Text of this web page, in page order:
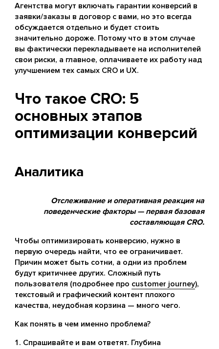
Агентства могут включать гарантии конверсий в
заявки/заказы в договор с вами, но это всегда
обсуждается отдельно и будет стоить
значительно дороже. Потому что в этом случае
вы фактически перекладываете на исполнителей
свои риски, а главное, оплачиваете их работу над
улучшением тех самых CRO и UX.
Что такое CRO: 5
основных этапов
оптимизации конверсий
Аналитика
Отслеживание и оперативная реакция на
поведенческие факторы — первая базовая
составляющая CRO.
Чтобы оптимизировать конверсию, нужно в
первую очередь найти, что ее ограничивает.
Причин может быть сотни, а одни из проблем
будут критичнее других. Сложный путь
пользователя (подробнее про customer journey),
текстовый и графический контент плохого
качества, неудобная корзина — много чего.
Как понять в чем именно проблема?
Спрашивайте и вам ответят. Глубина